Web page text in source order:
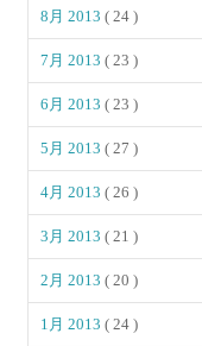
8月 2013( 24 )
7月 2013( 23 )
6月 2013( 23 )
5月 2013( 27 )
4月 2013( 26 )
3月 2013( 21 )
2月 2013( 20 )
1月 2013( 24 )